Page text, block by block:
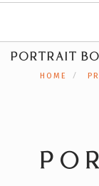
REGISTRESE
CAMPAÑA
PORTRAIT
HOME